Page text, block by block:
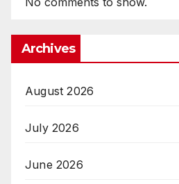
Archives
August 2026
July 2026
June 2026